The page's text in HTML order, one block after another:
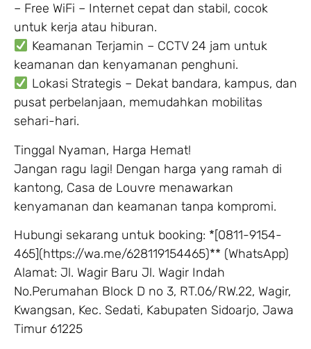
– Free WiFi – Internet cepat dan stabil, cocok
untuk kerja atau hiburan.
Keamanan Terjamin – CCTV 24 jam untuk
keamanan dan kenyamanan penghuni.
Lokasi Strategis – Dekat bandara, kampus, dan
pusat perbelanjaan, memudahkan mobilitas
sehari-hari.
Tinggal Nyaman, Harga Hemat!
Jangan ragu lagi! Dengan harga yang ramah di
kantong, Casa de Louvre menawarkan
kenyamanan dan keamanan tanpa kompromi.
Hubungi sekarang untuk booking: *[0811-9154-
465](https://wa.me/628119154465)** (WhatsApp)
Alamat: Jl. Wagir Baru Jl. Wagir Indah
No.Perumahan Block D no 3, RT.06/RW.22, Wagir,
Kwangsan, Kec. Sedati, Kabupaten Sidoarjo, Jawa
Timur 61225